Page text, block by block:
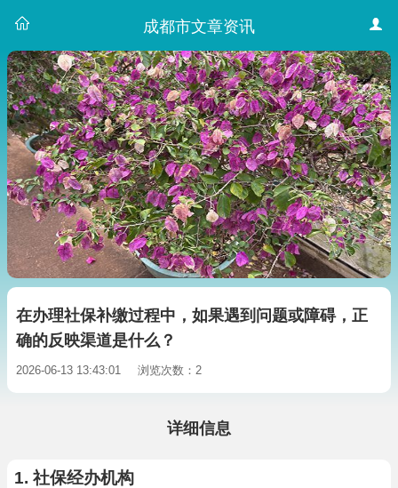
成都市文章资讯
在办理社保补缴过程中，如果遇到问题或障碍，正
确的反映渠道是什么？
2026-06-13 13:43:01 浏览次数：2
详细信息
1. 社保经办机构